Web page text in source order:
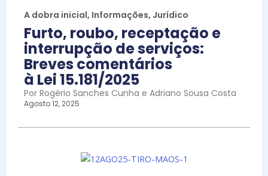
A dobra inicial, Informações, Jurídico
Furto, roubo, receptação e
interrupção de serviços:
Breves comentários
à Lei 15.181/2025
Por Rogério Sanches Cunha e Adriano Sousa Costa
Agosto 12, 2025